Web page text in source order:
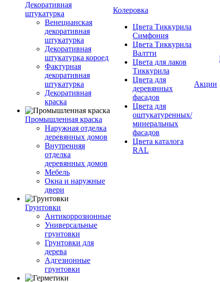
Декоративная
штукатурка
Венецианская
декоративная
штукатурка
Декоративная
штукатурка короед
Фактурная
декоративная
штукатурка
Декоративная
краска
Промышленная краска
Наружная отделка
деревянных домов
Внутренняя
отделка
деревянных домов
Мебель
Окна и наружные
двери
Грунтовки
Антикоррозионные
Универсальные
грунтовки
Грунтовки для
дерева
Адгезионные
грунтовки
Колеровка
Цвета Тиккурила
Симфония
Цвета Тиккурила
Валтти
Цвета для лаков
Тиккурила
Цвета для
деревянных
фасадов
Цвета для
оштукатуренных/
минеральных
фасадов
Цвета каталога
RAL
Акции